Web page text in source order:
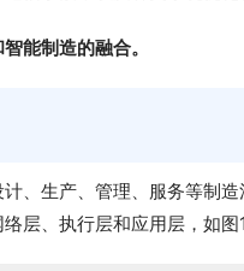
能制造的融合。
、生产、管理、服务等制
层、执行层和应用层，如图